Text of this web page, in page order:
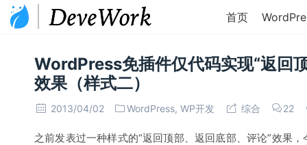
首页
WordPress免插件仅代码实现“返回
效果（样式二）
2013/04/02 WordPress,WP开发 综合 22
之前发表过一种样式的“返回顶部、返回底部、评论”效果